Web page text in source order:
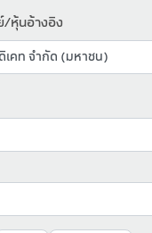
หุ้นอ้างอิง